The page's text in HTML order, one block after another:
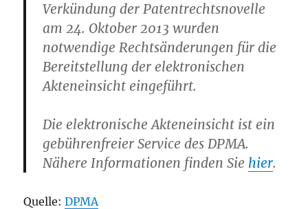
Verkündung der Patentrechtsnovelle
am 24. Oktober 2013 wurden
notwendige Rechtsänderungen für die
Bereitstellung der elektronischen
Akteneinsicht eingeführt.
Die elektronische Akteneinsicht ist ein
gebührenfreier Service des DPMA.
Nähere Informationen finden Sie hier.
Quelle:DPMA